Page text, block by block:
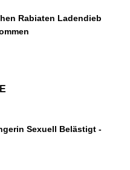
Rabiaten Ladendieb
Sexuell Belästigt -